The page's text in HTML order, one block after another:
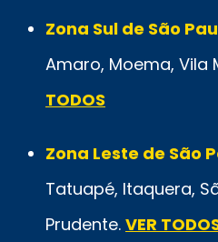
Zona Sul de São
Amaro, Moema, Vila
TODOS
Zona Leste de São
Tatuapé, Itaquera,
Prudente. VER